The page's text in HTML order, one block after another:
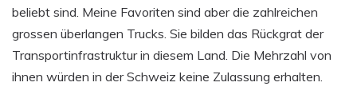
beliebt sind. Meine Favoriten sind aber die zahlreichen
grossen überlangen Trucks. Sie bilden das Rückgrat der
Transportinfrastruktur in diesem Land. Die Mehrzahl von
ihnen würden in der Schweiz keine Zulassung erhalten.